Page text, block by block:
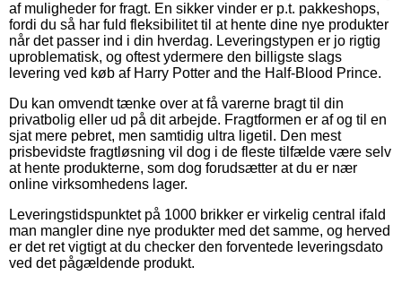
af muligheder for fragt. En sikker vinder er p.t. pakkeshops,
fordi du så har fuld fleksibilitet til at hente dine nye produkter
når det passer ind i din hverdag. Leveringstypen er jo rigtig
uproblematisk, og oftest ydermere den billigste slags
levering ved køb af Harry Potter and the Half-Blood Prince.
Du kan omvendt tænke over at få varerne bragt til din
privatbolig eller ud på dit arbejde. Fragtformen er af og til en
sjat mere pebret, men samtidig ultra ligetil. Den mest
prisbevidste fragtløsning vil dog i de fleste tilfælde være selv
at hente produkterne, som dog forudsætter at du er nær
online virksomhedens lager.
Leveringstidspunktet på 1000 brikker er virkelig central ifald
man mangler dine nye produkter med det samme, og herved
er det ret vigtigt at du checker den forventede leveringsdato
ved det pågældende produkt.